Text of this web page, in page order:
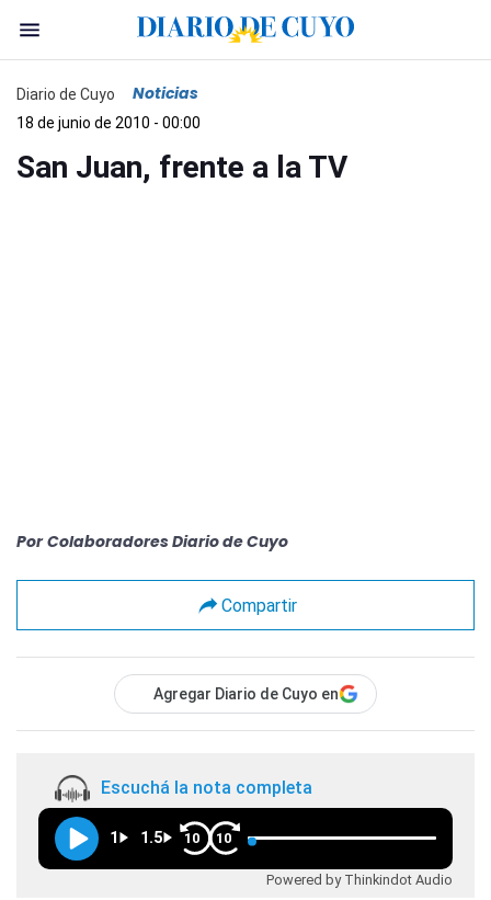
Diario de Cuyo Noticias
18 de junio de 2010 - 00:00
San Juan, frente a la TV
Por Colaboradores Diario de Cuyo
Compartir
Agregar Diario de Cuyo en
Escuchá la nota completa
1 1.5 10 10
Powered by Thinkindot Audio